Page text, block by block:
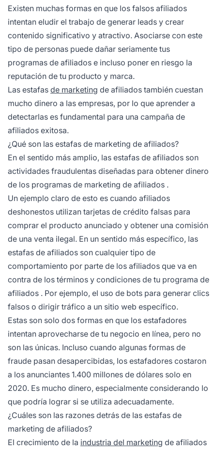
Existen muchas formas en que los falsos afiliados
intentan eludir el trabajo de generar leads y crear
contenido significativo y atractivo. Asociarse con este
tipo de personas puede dañar seriamente tus
programas de afiliados e incluso poner en riesgo la
reputación de tu producto y marca.
Las estafas de marketing de afiliados también cuestan
mucho dinero a las empresas, por lo que aprender a
detectarlas es fundamental para una campaña de
afiliados exitosa.
¿Qué son las estafas de marketing de afiliados?
En el sentido más amplio, las estafas de afiliados son
actividades fraudulentas diseñadas para obtener dinero
de los programas de marketing de afiliados .
Un ejemplo claro de esto es cuando afiliados
deshonestos utilizan tarjetas de crédito falsas para
comprar el producto anunciado y obtener una comisión
de una venta ilegal. En un sentido más específico, las
estafas de afiliados son cualquier tipo de
comportamiento por parte de los afiliados que va en
contra de los términos y condiciones de tu programa de
afiliados . Por ejemplo, el uso de bots para generar clics
falsos o dirigir tráfico a un sitio web específico.
Estas son solo dos formas en que los estafadores
intentan aprovecharse de tu negocio en línea, pero no
son las únicas. Incluso cuando algunas formas de
fraude pasan desapercibidas, los estafadores costaron
a los anunciantes 1.400 millones de dólares solo en
2020. Es mucho dinero, especialmente considerando lo
que podría lograr si se utiliza adecuadamente.
¿Cuáles son las razones detrás de las estafas de
marketing de afiliados?
El crecimiento de la industria del marketing de afiliados